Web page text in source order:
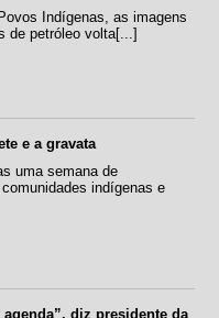
Indígenas, as imagens
de petróleo volta[...]
e a gravata
uma semana de
indígenas e
diz presidente da